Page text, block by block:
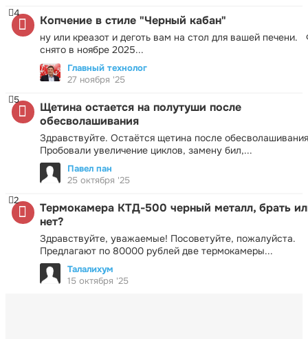
Копчение в стиле "Черный кабан"
ну или креазот и деготь вам на стол для вашей печени.
снято в ноябре 2025...
4
Главный технолог
27 ноября '25
Щетина остается на полутуши после
обесволашивания
Здравствуйте. Остаётся щетина после
Пробовали увеличение циклов, замену бил,...
5
Павел пан
25 октября '25
Термокамера КТД-500 черный металл, брать
нет?
Здравствуйте, уважаемые! Посоветуйте, пожалуйста.
Предлагают по 80000 рублей две термокамеры...
2
Талалихум
15 октября '25